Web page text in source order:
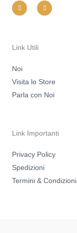
n
s
t
m
a
c
e
Link Utili
Noi
Visita lo Store
Parla con Noi
Link Importanti
Privacy Policy
Spedizioni
Termini & Condizioni